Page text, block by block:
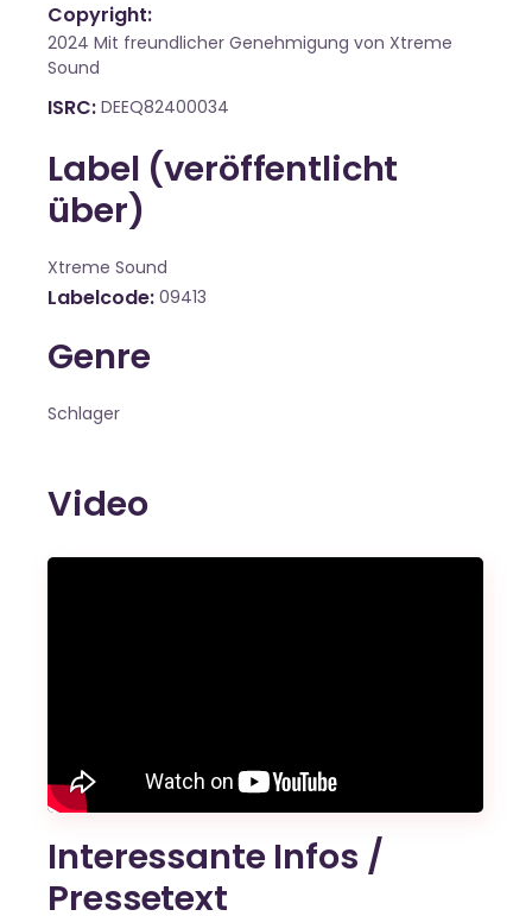
Copyright:
2024 Mit freundlicher Genehmigung von Xtreme
Sound
ISRC DEEQ82400034
Label (veröffentlicht
über)
Xtreme Sound
Labelcode 09413
Genre
Schlager
Video
Interessante Infos /
Pressetext